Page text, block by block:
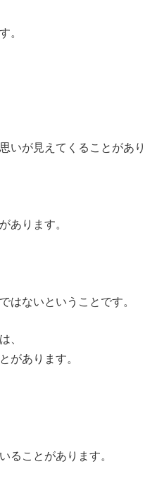
。
いが見えてくることがあり
あります。
はないということです。
、
があります。
ることがあります。